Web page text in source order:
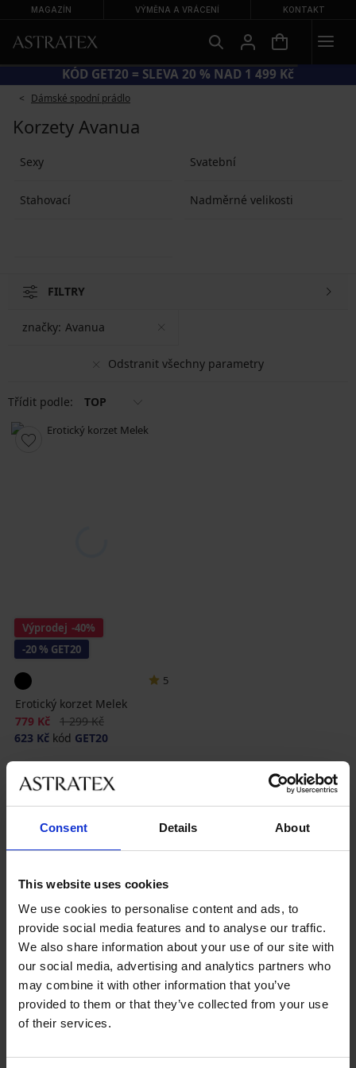
Consent Details About
This website uses cookies
We use cookies to personalise content and ads, to
provide social media features and to analyse our traffic.
We also share information about your use of our site with
our social media, advertising and analytics partners who
may combine it with other information that you’ve
provided to them or that they’ve collected from your use
of their services.
MAGAZÍN VÝMĚNA A VRÁCENÍ KONTAKT
KÓD GET20 = SLEVA 20 % NAD 1 499 Kč
Dámské spodní prádlo
Korzety Avanua
Sexy Svatební
Stahovací Nadměrné velikosti
FILTRY
Odstranit všechny parametry
značky: Avanua
Třídit podle: TOP
Výprodej -40%
-20 % GET20
5
Erotický korzet Melek
Sleva
779 Kč Původní cena
1 299 Kč
623 Kč kód GET20
Astratex
Nejčastěji vybírané barvy
béžová
černá
Nejčastěji vybírané velikosti
M XL S